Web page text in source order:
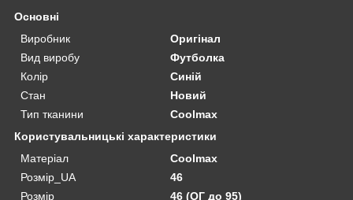
Основні
Виробник
Оригінал
Вид виробу
Футболка
Колір
Синій
Стан
Новий
Тип тканини
Coolmax
Користувальницькі характеристики
Матеріал
Coolmax
Розмір_UA
46
Розмір
46 (ОГ до 95)